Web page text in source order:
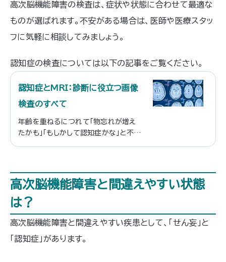
高次脳機能障害の検査は、症状や状態に合わせて最適な
ものが選ばれます。不安がある場合は、医師や医療スタッ
フに気軽に相談してみましょう。
認知症の検査については以下の記事をご覧ください。
認知症とMRI：診断に役立つ画像
検査のすべて
年齢を重ねるにつれて「物忘れが増え
たかも」「もしかして認知症かな」と不安
症の兆しを詳しく調べられるようになっ
てきました。認知症の有無を早めに見
極めることができれば、早期治療やこれ
<br /><br /> 本記事は、認知症と
ます。読み終えたころには、「MRI検査
高次脳機能障害と間違えやすい状態
は？
高次脳機能障害と間違えやすい疾患として、「せん妄」と
「認知症」があります。